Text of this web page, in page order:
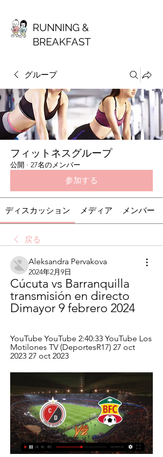
RUNNING &
BREAKFAST
グループ
フィットネスグループ
公開 · 27名のメンバー
参加する
ディスカッション メディア メンバー
戻る
Aleksandra Pervakova
2024年2月9日
Cúcuta vs Barranquilla
transmisión en directo
Dimayor 9 febrero 2024
YouTube YouTube 2:40:33 YouTube Los
Motilones TV (DeportesR17) 27 oct
2023 27 oct 2023